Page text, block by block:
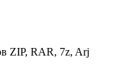
ZIP, RAR, 7z, Arj